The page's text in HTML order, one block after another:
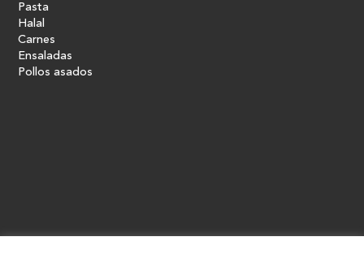
Pasta
Halal
Carnes
Ensaladas
Pollos asados